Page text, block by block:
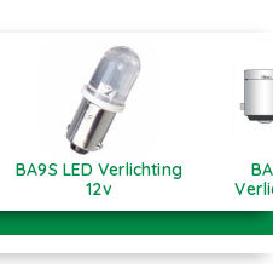
BA9S LED Verlichting
12v